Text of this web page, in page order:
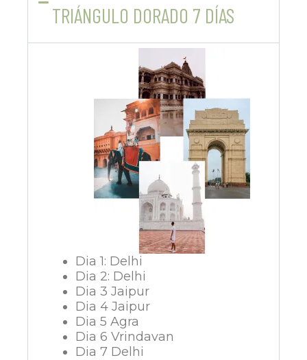
TRIÁNGULO DORADO 7 DÍAS
Dia 1: Delhi
Dia 2: Delhi
Dia 3 Jaipur
Dia 4 Jaipur
Dia 5 Agra
Dia 6 Vrindavan
Dia 7 Delhi